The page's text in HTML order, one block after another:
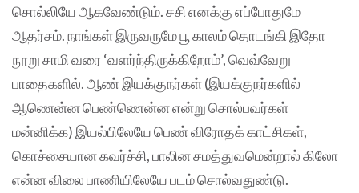
சொல்லியே ஆகவேண்டும். சசி எனக்கு எப்போதுமே
ஆதர்சம். நாங்கள் இருவருமே பூ காலம் தொடங்கி இதோ
நூறு சாமி வரை ‘வளர்ந்திருக்கிறோம்’, வெவ்வேறு
பாதைகளில். ஆண் இயக்குநர்கள் (இயக்குநர்களில்
ஆணென்ன பெண்ணென்ன என்று சொல்பவர்கள்
மன்னிக்க) இயல்பிலேயே பெண் விரோதக் காட்சிகள்,
கொச்சையான கவர்ச்சி, பாலின சமத்துவமென்றால் கிலோ
என்ன விலை பாணியிலேயே படம் சொல்வதுண்டு.